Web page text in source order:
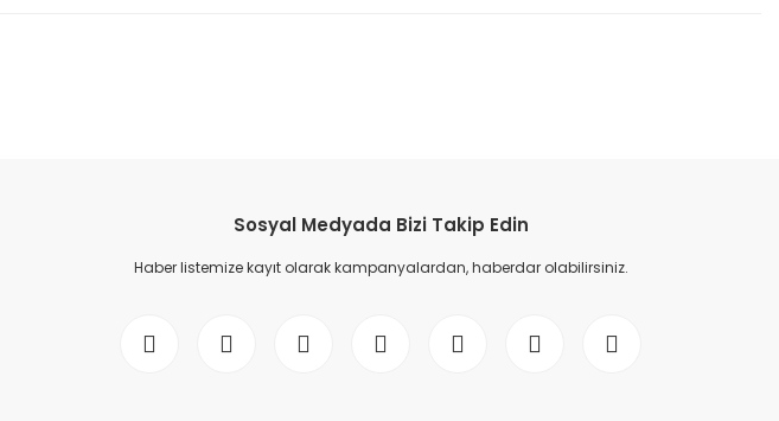
Sosyal Medyada Bizi Takip Edin
Haber listemize kayıt olarak kampanyalardan, haberdar olabilirsiniz.